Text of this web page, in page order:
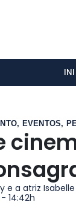
, EVENTOS,
e a atriz
14:42h